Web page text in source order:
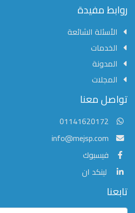
2026
Mejsp.com
مؤسسة الشرق الأوسط للنشر العلمي
عادةً ما يتم الرد في غضون خمس دقائق
روابط مفيدة
الأسئلة الشائعة
الخدمات
المدونة
المجلات
تواصل معنا
01141620172
info@mejsp.com
فيسبوك
لينكد ان
تابعنا